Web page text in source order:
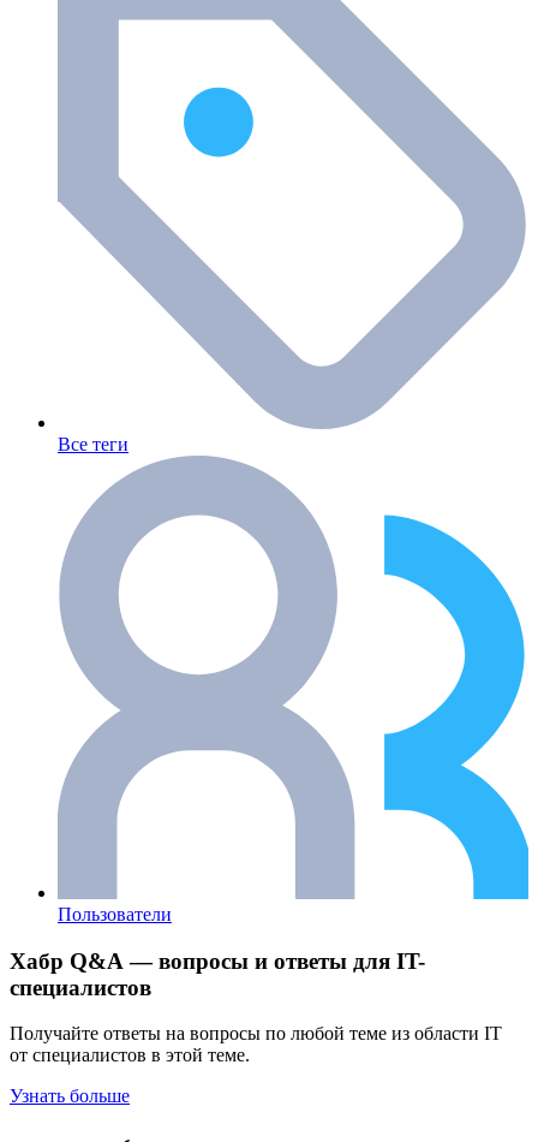
Все теги
Пользователи
Хабр Q&A — вопросы и ответы для IT-
специалистов
Получайте ответы на вопросы по любой теме из области IT
от специалистов в этой теме.
Узнать больше